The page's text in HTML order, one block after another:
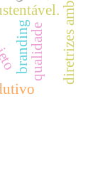
brandingqualidade